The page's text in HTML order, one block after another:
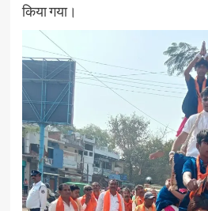
किया गया।